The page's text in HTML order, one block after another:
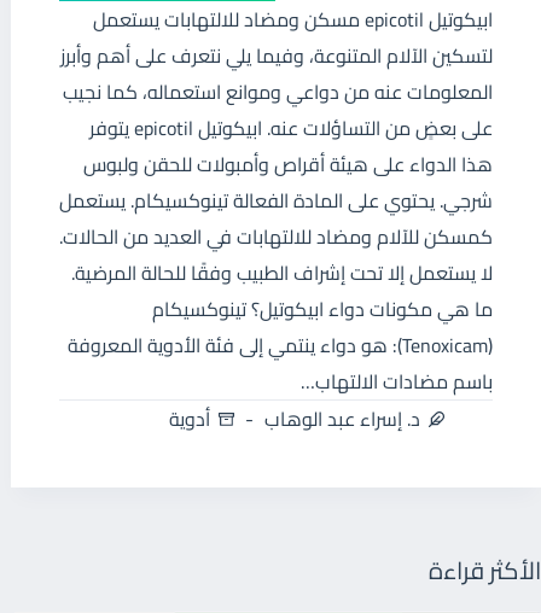
ابيكوتيل epicotil مسكن ومضاد للالتهابات يستعمل
لتسكين الآلام المتنوعة، وفيما يلي نتعرف على أهم وأبرز
المعلومات عنه من دواعي وموانع استعماله، كما نجيب
على بعضٍ من التساؤلات عنه. ابيكوتيل epicotil يتوفر
هذا الدواء على هيئة أقراص وأمبولات للحقن ولبوس
شرجي. يحتوي على المادة الفعالة تينوكسيكام. يستعمل
كمسكن للآلام ومضاد للالتهابات في العديد من الحالات.
لا يستعمل إلا تحت إشراف الطبيب وفقًا للحالة المرضية.
ما هي مكونات دواء ابيكوتيل؟ تينوكسيكام
(Tenoxicam): هو دواء ينتمي إلى فئة الأدوية المعروفة
باسم مضادات الالتهاب…
د. إسراء عبد الوهاب
أدوية
الأكثر قراءة